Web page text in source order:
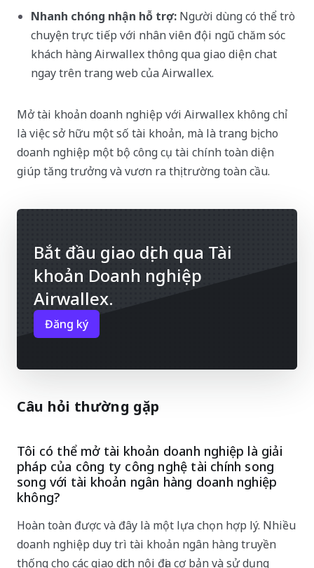
Nhanh chóng nhận hỗ trợ: Người dùng có thể trò
chuyện trực tiếp với nhân viên đội ngũ chăm sóc
khách hàng Airwallex thông qua giao diện chat
ngay trên trang web của Airwallex.
Mở tài khoản doanh nghiệp với Airwallex không chỉ
là việc sở hữu một số tài khoản, mà là trang bị cho
doanh nghiệp một bộ công cụ tài chính toàn diện
giúp tăng trưởng và vươn ra thị trường toàn cầu.
Bắt đầu giao dịch qua Tài
khoản Doanh nghiệp
Airwallex.
Đăng ký
Câu hỏi thường gặp
Tôi có thể mở tài khoản doanh nghiệp là giải
pháp của công ty công nghệ tài chính song
song với tài khoản ngân hàng doanh nghiệp
không?
Hoàn toàn được và đây là một lựa chọn hợp lý. Nhiều
doanh nghiệp duy trì tài khoản ngân hàng truyền
thống cho các giao dịch nội địa cơ bản và sử dụng